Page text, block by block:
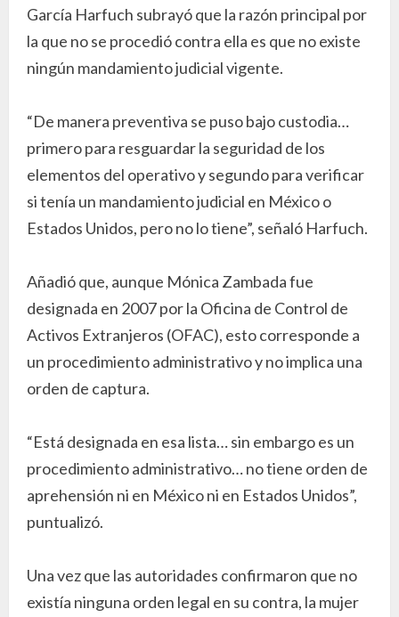
García Harfuch subrayó que la razón principal por
la que no se procedió contra ella es que no existe
ningún mandamiento judicial vigente.
“De manera preventiva se puso bajo custodia…
primero para resguardar la seguridad de los
elementos del operativo y segundo para verificar
si tenía un mandamiento judicial en México o
Estados Unidos, pero no lo tiene”, señaló Harfuch.
Añadió que, aunque Mónica Zambada fue
designada en 2007 por la Oficina de Control de
Activos Extranjeros (OFAC), esto corresponde a
un procedimiento administrativo y no implica una
orden de captura.
“Está designada en esa lista… sin embargo es un
procedimiento administrativo… no tiene orden de
aprehensión ni en México ni en Estados Unidos”,
puntualizó.
Una vez que las autoridades confirmaron que no
existía ninguna orden legal en su contra, la mujer